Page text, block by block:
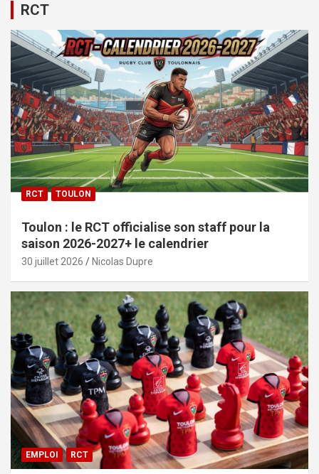
RCT
RCT TOULON
Toulon : le RCT officialise son staff pour la
saison 2026-2027+ le calendrier
30 juillet 2026 Nicolas Dupre
EMPLOI RCT